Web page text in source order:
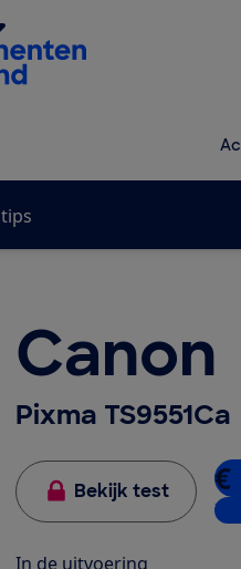
de Consumentenbond
Canon
Pixma TS9551Ca
Bekijk test €
7
In de uitvoering